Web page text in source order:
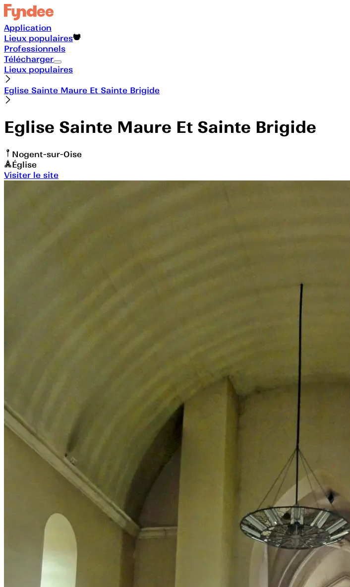
Application
Lieux populaires
Professionnels
Télécharger
Lieux populaires
Eglise Sainte Maure Et Sainte Brigide
Eglise Sainte Maure Et Sainte Brigide
Nogent-sur-Oise
Église
Visiter le site